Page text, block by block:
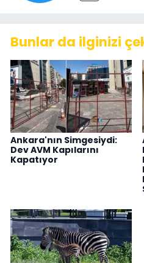
Bunlar da ilginizi
Ankara'nın Simgesiydi:
Dev AVM Kapılarını
Kapatıyor